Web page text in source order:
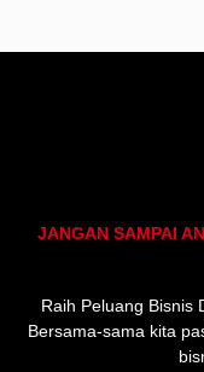
JANGAN SAMPAI
Raih Peluang Bisnis
Bersama-sama kita